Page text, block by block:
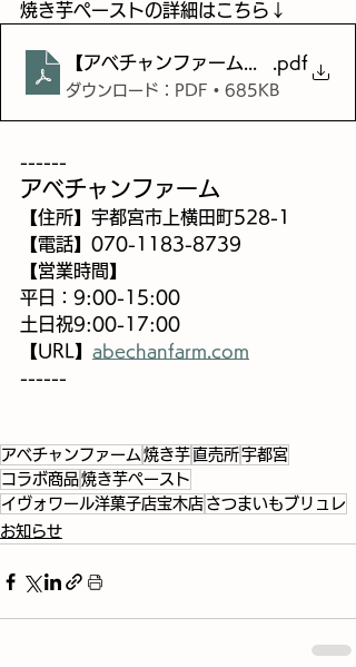
焼き芋ペーストの詳細はこちら↓
【アベチャンファーム】焼き芋ペー
.pdf
ダウンロード：PDF • 685KB
------
アベチャンファーム
【住所】宇都宮市上横田町528-1
【電話】070-1183-8739
【営業時間】
平日：9:00-15:00
土日祝9:00-17:00
【URL】 abechanfarm.com
------
アベチャンファーム 焼き芋 直売所宇都宮
コラボ商品焼き芋ペースト
イヴォワール洋菓子店宝木店 さつまいもブリュレ
お知らせ